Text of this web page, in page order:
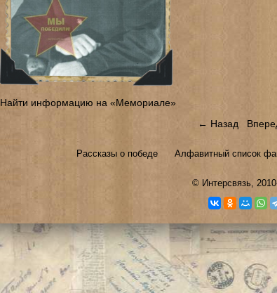
Найти информацию на «Мемориале»
← Назад
Рассказы о победе Алфавитный список
© Интерсвязь,